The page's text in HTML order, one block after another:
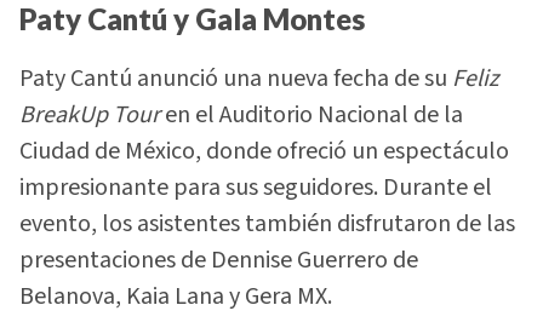
Paty Cantú y Gala Montes
Paty Cantú anunció una nueva fecha de su Feliz
BreakUp Touren el Auditorio Nacional de la
Ciudad de México, donde ofreció un espectáculo
impresionante para sus seguidores. Durante el
evento, los asistentes también disfrutaron de las
presentaciones de Dennise Guerrero de
Belanova, Kaia Lana y Gera MX.